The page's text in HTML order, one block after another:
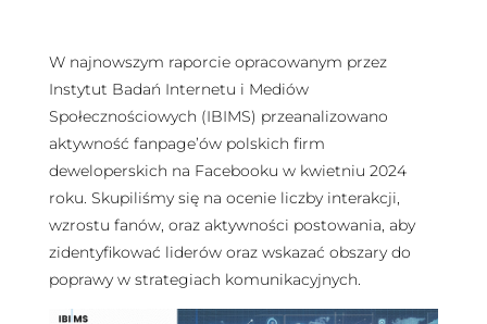
W najnowszym raporcie opracowanym przez
Instytut Badań Internetu i Mediów
Społecznościowych (IBIMS) przeanalizowano
aktywność fanpage’ów polskich firm
deweloperskich na Facebooku w kwietniu 2024
roku. Skupiliśmy się na ocenie liczby interakcji,
wzrostu fanów, oraz aktywności postowania, aby
zidentyfikować liderów oraz wskazać obszary do
poprawy w strategiach komunikacyjnych.